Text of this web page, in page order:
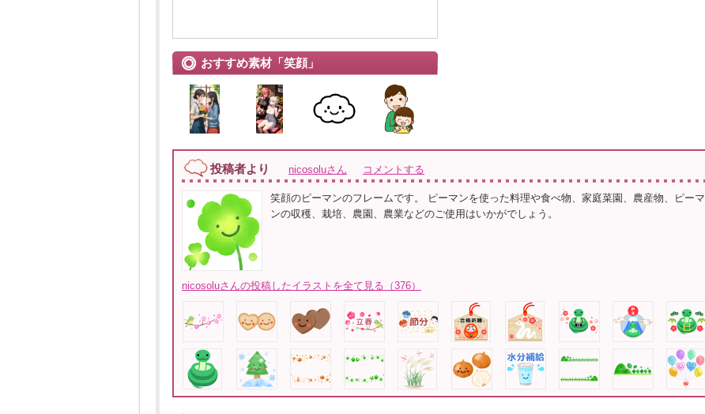
おすすめ素材「笑顔」
投稿者より nicosoluさん コメントする
笑顔のピーマンのフレームです。 ピーマンを使った料理や食べ物、家庭菜園、農産物、ピーマ
ンの収穫、栽培、農園、農業などのご使用はいかがでしょう。
nicosoluさんの投稿したイラストを全て見る（376）